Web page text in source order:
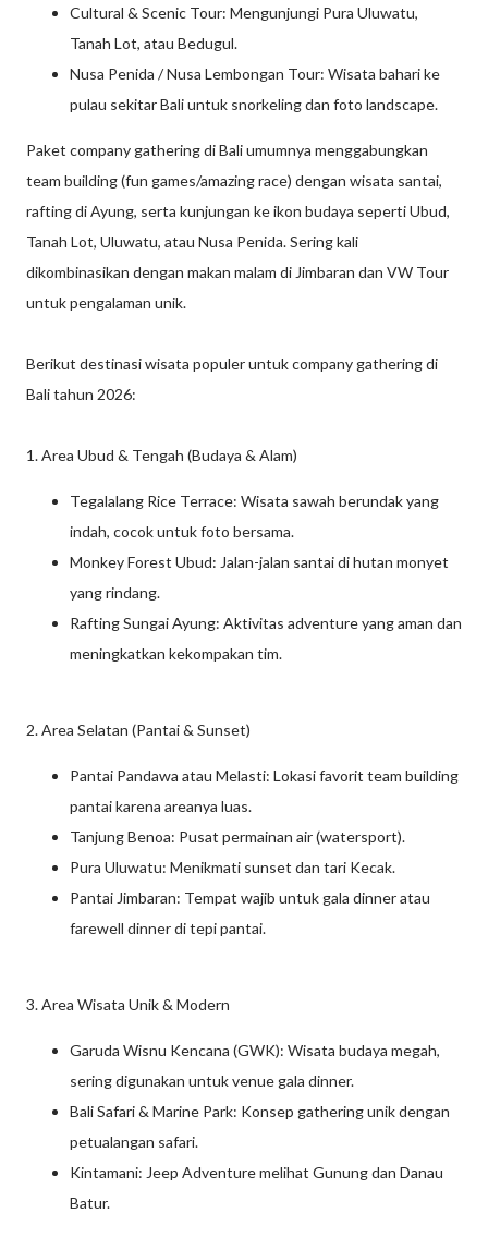
Cultural & Scenic Tour: Mengunjungi Pura Uluwatu,
Tanah Lot, atau Bedugul.
Nusa Penida / Nusa Lembongan Tour: Wisata bahari ke
pulau sekitar Bali untuk snorkeling dan foto landscape.
Paket company gathering di Bali umumnya menggabungkan
team building (fun games/amazing race) dengan wisata santai,
rafting di Ayung, serta kunjungan ke ikon budaya seperti Ubud,
Tanah Lot, Uluwatu, atau Nusa Penida. Sering kali
dikombinasikan dengan makan malam di Jimbaran dan VW Tour
untuk pengalaman unik.
Berikut destinasi wisata populer untuk company gathering di
Bali tahun 2026:
1. Area Ubud & Tengah (Budaya & Alam)
Tegalalang Rice Terrace: Wisata sawah berundak yang
indah, cocok untuk foto bersama.
Monkey Forest Ubud: Jalan-jalan santai di hutan monyet
yang rindang.
Rafting Sungai Ayung: Aktivitas adventure yang aman dan
meningkatkan kekompakan tim.
2. Area Selatan (Pantai & Sunset)
Pantai Pandawa atau Melasti: Lokasi favorit team building
pantai karena areanya luas.
Tanjung Benoa: Pusat permainan air (watersport).
Pura Uluwatu: Menikmati sunset dan tari Kecak.
Pantai Jimbaran: Tempat wajib untuk gala dinner atau
farewell dinner di tepi pantai.
3. Area Wisata Unik & Modern
Garuda Wisnu Kencana (GWK): Wisata budaya megah,
sering digunakan untuk venue gala dinner.
Bali Safari & Marine Park: Konsep gathering unik dengan
petualangan safari.
Kintamani: Jeep Adventure melihat Gunung dan Danau
Batur.